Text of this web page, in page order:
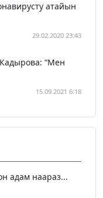
атайын
29.02.2020 23:43
“Мен
15.09.2021 6:18
адам наараз...